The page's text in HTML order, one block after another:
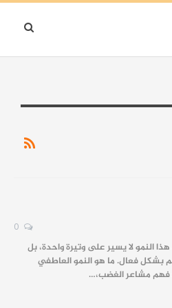
النمو لا يسير على وتيرة واحدة، بل
بشكل فعال. ما هو النمو العاطفي
فهم مشاعر الغضب،…